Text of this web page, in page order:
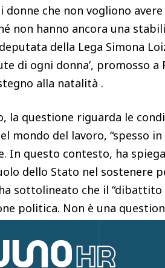
che non vogliono
non hanno ancora una
della Lega Simona
di ogni donna’, promosso
alla natalità .
la questione riguarda le
mondo del lavoro, “spesso
In questo contesto, ha
dello Stato nel sostenere
sottolineato che il
politica. Non è una
l’economia e i
“l’importanza di un